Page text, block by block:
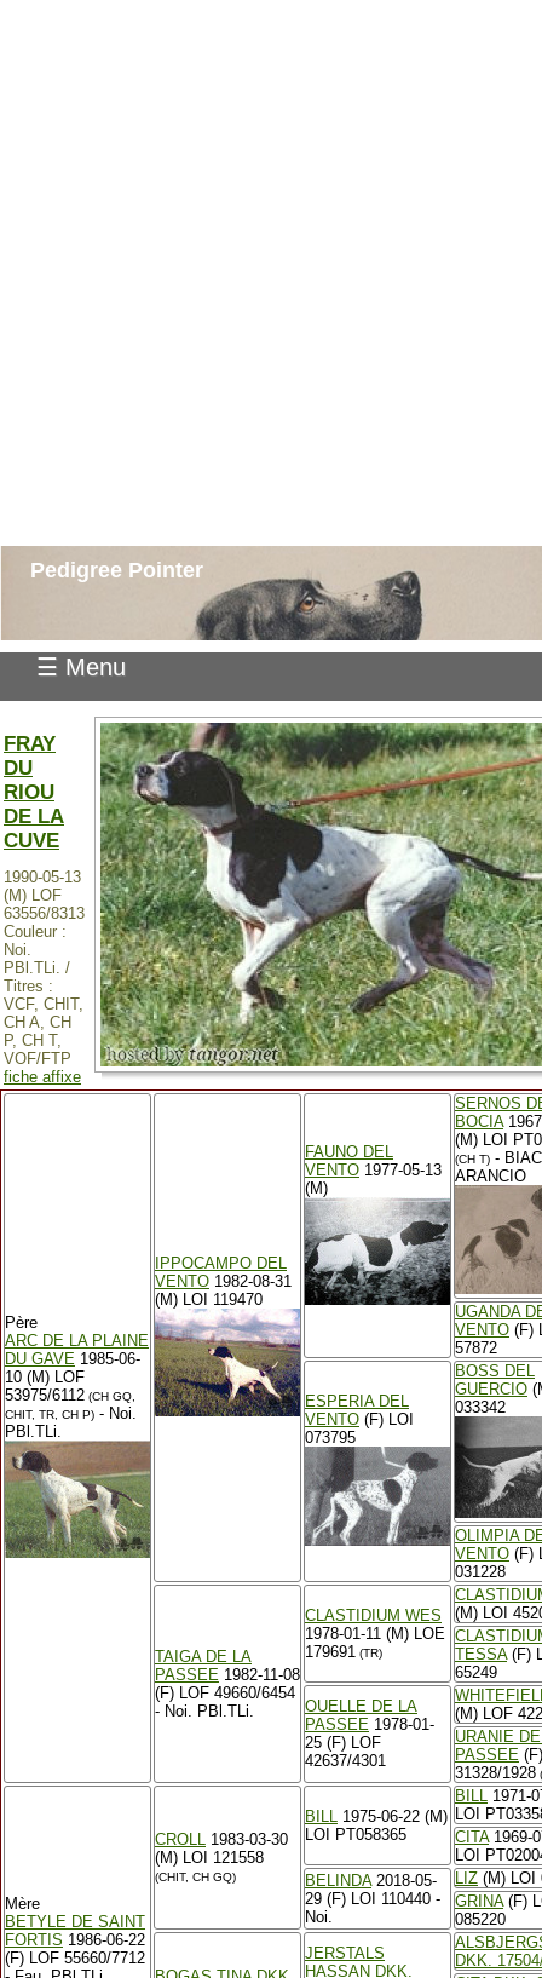
Pedigree Pointer
☰ Menu
FRAY
DU
RIOU
DE LA
CUVE
1990-05-13
(M) LOF
63556/8313
Couleur :
Noi.
PBl.TLi. /
Titres :
VCF, CHIT,
CH A, CH
P, CH T,
VOF/FTP
fiche affixe
Père
ARC DE LA PLAINE
DU GAVE 1985-06-
10 (M) LOF
53975/6112 (CH GQ,
CHIT, TR, CH P) - Noi.
PBl.TLi.
IPPOCAMPO DEL
VENTO 1982-08-31
(M) LOI 119470
FAUNO DEL
VENTO 1977-05-13
(M)
SERNOS
BOCIA
(M) LOI
(CH T) -
ARANCIO
UGANDA
VENTO (F)
57872
ESPERIA DEL
VENTO (F) LOI
073795
BOSS DEL
GUERCIO
033342
OLIMPIA
VENTO (F)
031228
TAIGA DE LA
PASSEE 1982-11-08
(F) LOF 49660/6454
- Noi. PBl.TLi.
CLASTIDIUM WES
1978-01-11 (M) LOE
179691 (TR)
(M) LOI
TESSA(F)
65249
OUELLE DE LA
PASSEE 1978-01-
25 (F) LOF
42637/4301
(M) LOF
URANIE
PASSEE
31328/1928
Mère
BETYLE DE SAINT
FORTIS 1986-06-22
(F) LOF 55660/7712
CROLL 1983-03-30
(M) LOI 121558
(CHIT, CH GQ)
BILL 1975-06-22 (M)
LOI PT058365
BILL 1971-
LOI
CITA1969-
LOI
BELINDA2018-05-
29 (F) LOI 110440 -
Noi.
LIZ (M) LOI
GRINA(F)
085220
JERSTALS
HASSAN DKK.
DKK.